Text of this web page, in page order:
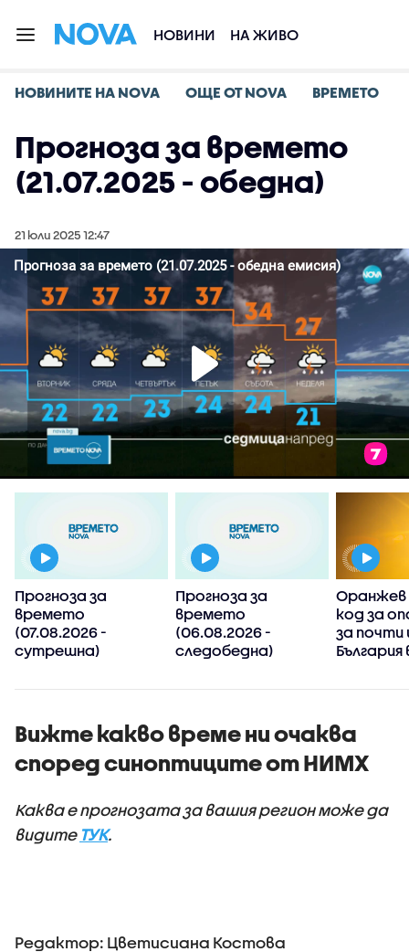
НОВИНИ НА ЖИВО
НОВИНИТЕ НА NOVA ОЩЕ ОТ NOVA ВРЕМЕТО
Прогноза за времето
(21.07.2025 - обедна)
21 юли 2025 12:47
Прогноза за
времето
(07.08.2026 -
сутрешна)
Прогноза за
времето
(06.08.2026 -
следобедна)
Оранжев
код за
за почти
България
Вижте какво време ни очаква
според синоптиците от НИМХ
Каква е прогнозата за вашия регион може да
видите ТУК.
Редактор: Цветисиана Костова